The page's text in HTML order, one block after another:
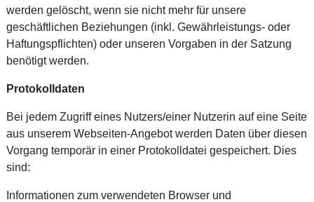
werden gelöscht, wenn sie nicht mehr für unsere
geschäftlichen Beziehungen (inkl. Gewährleistungs- oder
Haftungspflichten) oder unseren Vorgaben in der Satzung
benötigt werden.
Protokolldaten
Bei jedem Zugriff eines Nutzers/einer Nutzerin auf eine Seite
aus unserem Webseiten-Angebot werden Daten über diesen
Vorgang temporär in einer Protokolldatei gespeichert. Dies
sind:
Informationen zum verwendeten Browser und